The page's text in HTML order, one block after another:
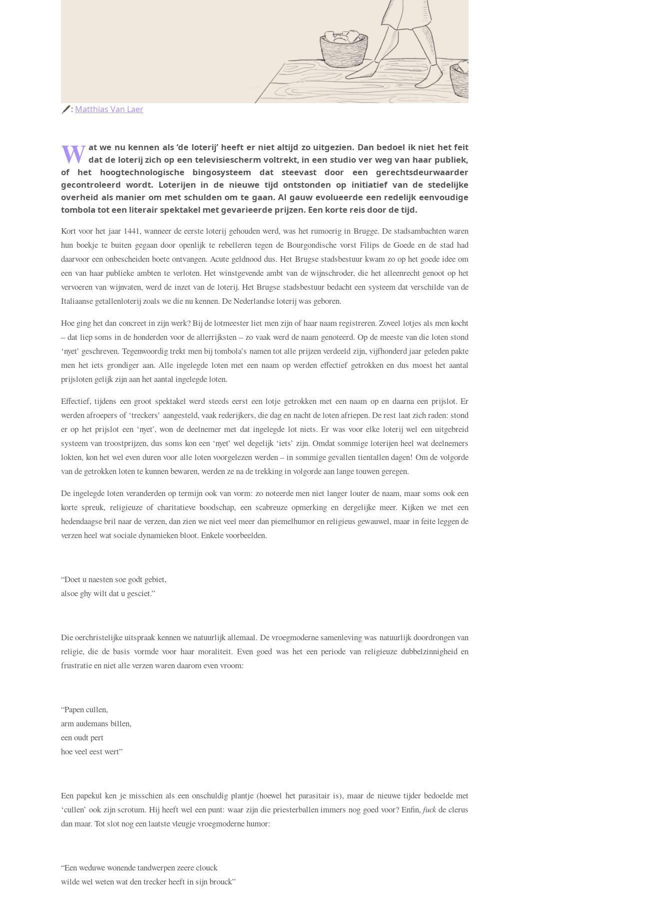
🖋: Matthias Van Laer
W at we nu kennen als ‘de loterij’ heeft er niet altijd zo uitgezien. Dan bedoel ik niet het feit
dat de loterij zich op een televisiescherm voltrekt, in een studio ver weg van haar publiek,
of het hoogtechnologische bingosysteem dat steevast door een gerechtsdeurwaarder
gecontroleerd wordt. Loterijen in de nieuwe tijd ontstonden op initiatief van de stedelijke
overheid als manier om met schulden om te gaan. Al gauw evolueerde een redelijk eenvoudige
tombola tot een literair spektakel met gevarieerde prijzen. Een korte reis door de tijd.
Kort voor het jaar 1441, wanneer de eerste loterij gehouden werd, was het rumoerig in Brugge. De stadsambachten waren
hun boekje te buiten gegaan door openlijk te rebelleren tegen de Bourgondische vorst Filips de Goede en de stad had
daarvoor een onbescheiden boete ontvangen. Acute geldnood dus. Het Brugse stadsbestuur kwam zo op het goede idee om
een van haar publieke ambten te verloten. Het winstgevende ambt van de wijnschroder, die het alleenrecht genoot op het
vervoeren van wijnvaten, werd de inzet van de loterij. Het Brugse stadsbestuur bedacht een systeem dat verschilde van de
Italiaanse getallenloterij zoals we die nu kennen. De Nederlandse loterij was geboren.
Hoe ging het dan concreet in zijn werk? Bij de lotmeester liet men zijn of haar naam registreren. Zoveel lotjes als men kocht
– dat liep soms in de honderden voor de allerrijksten – zo vaak werd de naam genoteerd. Op de meeste van die loten stond
‘nyet’ geschreven. Tegenwoordig trekt men bij tombola’s namen tot alle prijzen verdeeld zijn, vijfhonderd jaar geleden pakte
men het iets grondiger aan. Alle ingelegde loten met een naam op werden effectief getrokken en dus moest het aantal
prijsloten gelijk zijn aan het aantal ingelegde loten.
Effectief, tijdens een groot spektakel werd steeds eerst een lotje getrokken met een naam op en daarna een prijslot. Er
werden afroepers of ‘treckers’ aangesteld, vaak rederijkers, die dag en nacht de loten afriepen. De rest laat zich raden: stond
er op het prijslot een ‘nyet’, won de deelnemer met dat ingelegde lot niets. Er was voor elke loterij wel een uitgebreid
systeem van troostprijzen, dus soms kon een ‘nyet’ wel degelijk ‘iets’ zijn. Omdat sommige loterijen heel wat deelnemers
lokten, kon het wel even duren voor alle loten voorgelezen werden – in sommige gevallen tientallen dagen! Om de volgorde
van de getrokken loten te kunnen bewaren, werden ze na de trekking in volgorde aan lange touwen geregen.
De ingelegde loten veranderden op termijn ook van vorm: zo noteerde men niet langer louter de naam, maar soms ook een
korte spreuk, religieuze of charitatieve boodschap, een scabreuze opmerking en dergelijke meer. Kijken we met een
hedendaagse bril naar de verzen, dan zien we niet veel meer dan piemelhumor en religieus gewauwel, maar in feite leggen de
verzen heel wat sociale dynamieken bloot. Enkele voorbeelden.
“Doet u naesten soe godt gebiet,
alsoe ghy wilt dat u gesciet.”
Die oerchristelijke uitspraak kennen we natuurlijk allemaal. De vroegmoderne samenleving was natuurlijk doordrongen van
religie, die de basis vormde voor haar moraliteit. Even goed was het een periode van religieuze dubbelzinnigheid en
frustratie en niet alle verzen waren daarom even vroom:
“Papen cullen,
arm audemans billen,
een oudt pert
hoe veel eest wert”
Een papekul ken je misschien als een onschuldig plantje (hoewel het parasitair is), maar de nieuwe tijder bedoelde met
‘cullen’ ook zijn scrotum. Hij heeft wel een punt: waar zijn die priesterballen immers nog goed voor? Enfin,fuckde clerus
dan maar. Tot slot nog een laatste vleugje vroegmoderne humor:
“Een weduwe wonende tandwerpen zeere clouck
wilde wel weten wat den trecker heeft in sijn brouck”